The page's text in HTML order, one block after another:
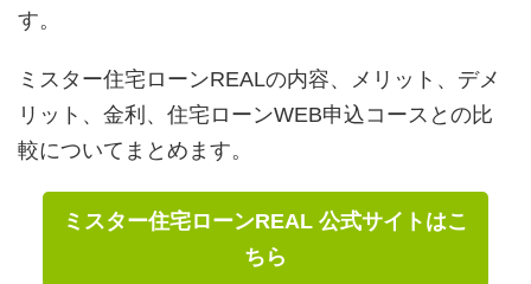
す。
ミスター住宅ローンREALの内容、メリット、デメ
リット、金利、住宅ローンWEB申込コースとの比
較についてまとめます。
ミスター住宅ローンREAL 公式サイトはこ
ちら